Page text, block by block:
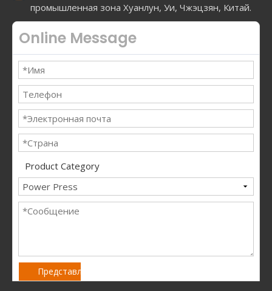
промышленная зона Хуанлун, Уи, Чжэцзян, Китай.
Online Message
Product Category
Представлять на рассмотрение